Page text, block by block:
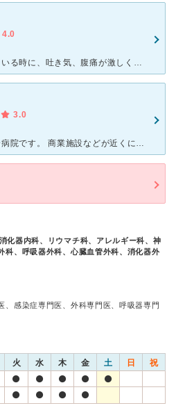
4.0
用事があり都南方面出かけている時に、吐き気、腹痛が激しく、最寄りのこの病院を受診しました。腹痛が激しかったことを受付に話すと早く診察をしていただけました。内科の先生はとても優しく問診をしてくれました。
3.0
さまざまな診療科がある総合病院です。 商業施設などが近くにある地域に立地していますが、少し離れているので周辺は比較的のどかです。 建物は新しく清潔感があります。 大きな駐車場も敷地内にあり、具合
化器内科、リウマチ科、アレルギー科、神
科、呼吸器外科、心臓血管外科、消化器外
、感染症専門医、外科専門医、呼吸器専門
火 水 木 金 土 日 祝